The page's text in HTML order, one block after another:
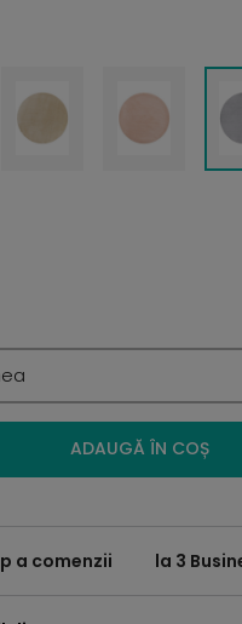
ADAUGĂ ÎN COȘ
a comenzii la 3